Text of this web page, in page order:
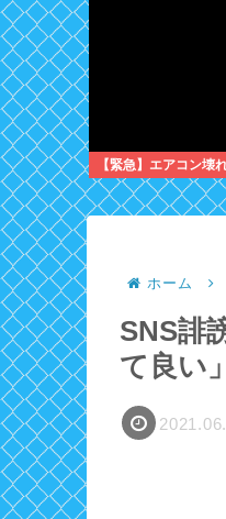
【緊急】エアコン壊
ホーム
SNS誹
て良い